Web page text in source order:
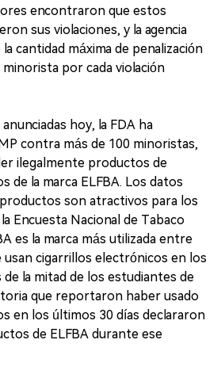
encontraron que estos
sus violaciones, y la agencia
cantidad máxima de penalización
minorista por cada violación
hoy, la FDA ha
contra más de 100 minoristas,
ilegalmente productos de
de la marca ELFBA. Los datos
son atractivos para los
Encuesta Nacional de Tabaco
es la marca más utilizada entre
usan cigarrillos electrónicos en los
la mitad de los estudiantes de
que reportaron haber usado
en los últimos 30 días declararon
de ELFBA durante ese